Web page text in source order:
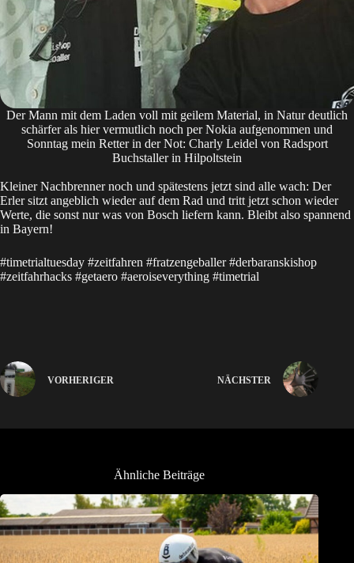
Der Mann mit dem Laden voll mit geilem Material, in Natur deutlich
schärfer als hier vermutlich noch per Nokia aufgenommen und
Sonntag mein Retter in der Not: Charly Leidel von Radsport
Buchstaller in Hilpoltstein
Kleiner Nachbrenner noch und spätestens jetzt sind alle wach: Der
Erlersitzt angeblich wieder auf dem Rad und tritt jetzt schon wieder
Werte, die sonst nur was von Bosch liefern kann. Bleibt also spannend
in Bayern!
#timetrialtuesday #zeitfahren #fratzengeballer #derbaranskishop
#zeitfahrhacks #getaero #aeroiseverything #timetrial
VORHERIGER NÄCHSTER
Ähnliche Beiträge